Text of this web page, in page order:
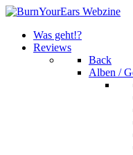
Was geht!?
Reviews
Back
Alben /